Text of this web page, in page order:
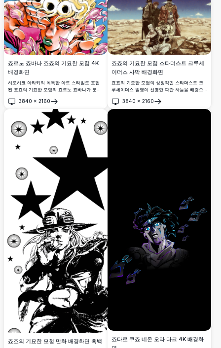
죠르노 죠바나 죠죠의 기묘한 모험 4K
배경화면
히로히코 아라키의 독특한 아트 스타일로 표현
된 죠죠의 기묘한 모험의 죠르노 죠바나가 분홍
는 놀라운 4K 고해상도 배경화면.
3840 × 2160
열기
죠죠의 기묘한 모험 스타더스트 크루세
이더스 사막 배경화면
죠죠의 기묘한 모험의 상징적인 스타더스트 크
루세이더스 일행이 선명한 파란 하늘을 배경으
있는 고해상도 4K 배경화면입니다.
3840 × 2160
열기
죠죠의 기묘한 모험 만화 배경화면 흑백
죠타로 쿠죠 네온 오라 다크 4K 배경화